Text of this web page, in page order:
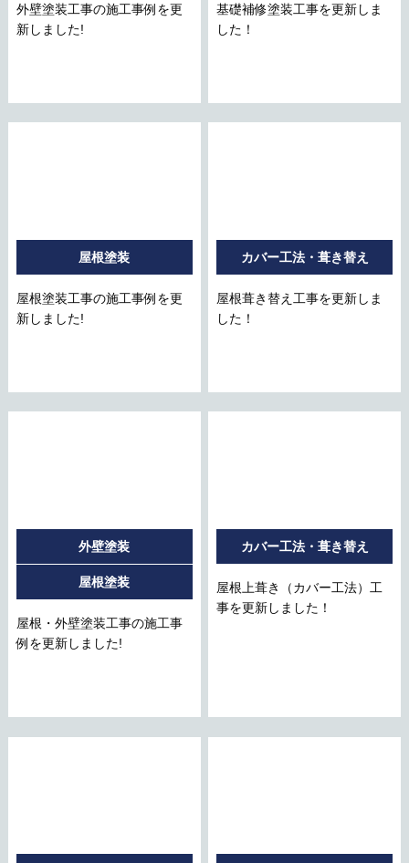
外壁塗装工事の施工事例を更
新しました!
基礎補修塗装工事を更新しま
した！
屋根塗装
屋根塗装工事の施工事例を更
新しました!
カバー工法・葺き替え
屋根葺き替え工事を更新しま
した！
外壁塗装
屋根塗装
屋根・外壁塗装工事の施工事
例を更新しました!
カバー工法・葺き替え
屋根上葺き（カバー工法）工
事を更新しました！